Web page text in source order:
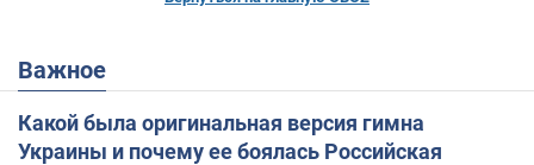
Важное
Какой была оригинальная версия гимна
Украины и почему ее боялась Российская